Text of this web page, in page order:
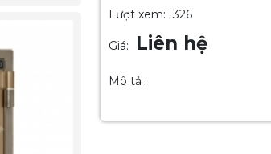
Lượt xem: 326
Giá: Liên hệ
Mô tả :